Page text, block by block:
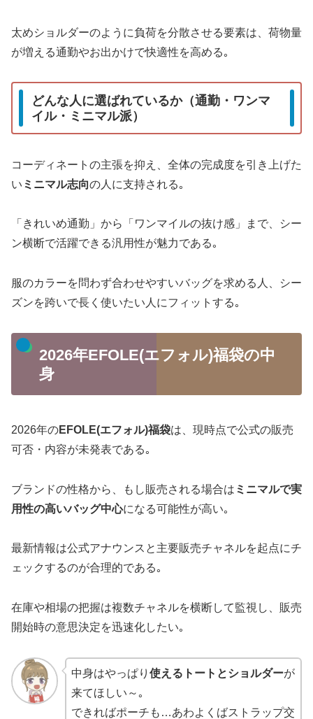
太めショルダーのように負荷を分散させる要素は、荷物量
が増える通勤やお出かけで快適性を高める｡
どんな人に選ばれているか（通勤・ワンマ
イル・ミニマル派）
コーディネートの主張を抑え、全体の完成度を引き上げた
い ミニマル志向の人に支持される｡
「きれいめ通勤」から「ワンマイルの抜け感」まで、シー
ン横断で活躍できる汎用性が魅力である｡
服のカラーを問わず合わせやすいバッグを求める人、シー
ズンを跨いで長く使いたい人にフィットする｡
2026年EFOLE(エフォル)福袋の中
身
2026年のEFOLE(エフォル)福袋は、現時点で公式の販売
可否・内容が未発表である｡
ブランドの性格から、もし販売される場合は ミニマルで実
用性の高いバッグ中心になる可能性が高い｡
最新情報は公式アナウンスと主要販売チャネルを起点にチ
ェックするのが合理的である｡
在庫や相場の把握は複数チャネルを横断して監視し、販売
開始時の意思決定を迅速化したい｡
中身はやっぱり 使えるトートとショルダーが
来てほしい～｡
できればポーチも…あわよくばストラップ交